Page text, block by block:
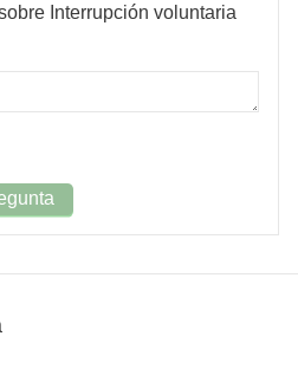
Interrupción voluntaria